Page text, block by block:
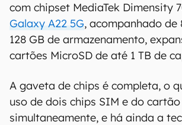
com chipset MediaTek Dimensity
Galaxy A22 5G, acompanhado de
128 GB de armazenamento,
cartões MicroSD de até 1 TB de
A gaveta de chips é completa, o
uso de dois chips SIM e do
simultaneamente, e há ainda a